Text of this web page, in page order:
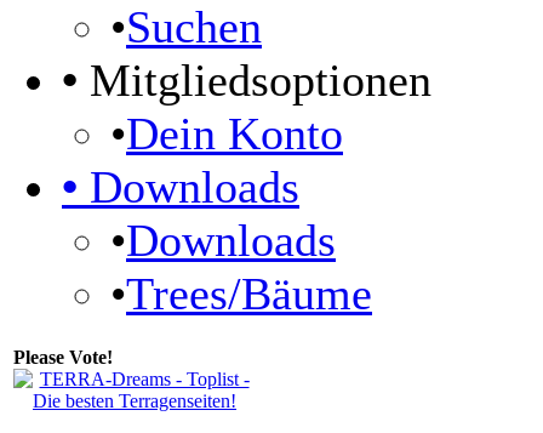
•Suchen
• Mitgliedsoptionen
•Dein Konto
• Downloads
•Downloads
•Trees/Bäume
Please Vote!